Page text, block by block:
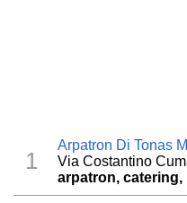
1
Arpatron Di Tonas
Via Costantino
arpatron,